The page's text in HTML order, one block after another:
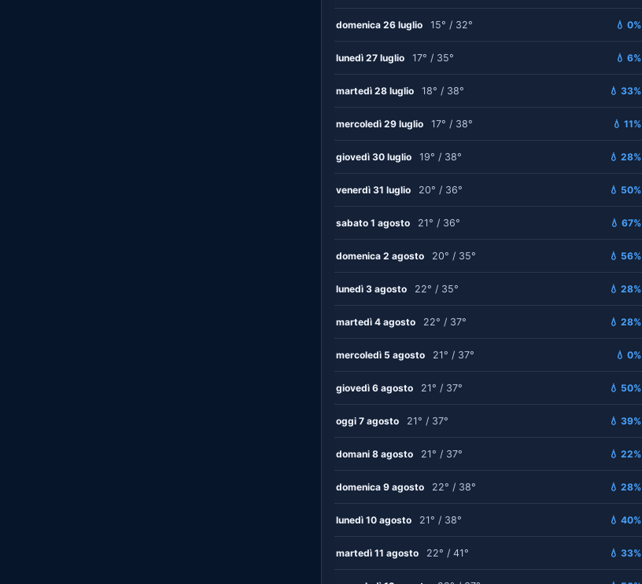
domenica 26 luglio 15° / 32° 💧 0%
lunedì 27 luglio 17° / 35° 💧 6%
martedì 28 luglio 18° / 38° 💧 33%
mercoledì 29 luglio 17° / 38° 💧 11%
giovedì 30 luglio 19° / 38° 💧 28%
venerdì 31 luglio 20° / 36° 💧 50%
sabato 1 agosto 21° / 36° 💧 67%
domenica 2 agosto 20° / 35° 💧 56%
lunedì 3 agosto 22° / 35° 💧 28%
martedì 4 agosto 22° / 37° 💧 28%
mercoledì 5 agosto 21° / 37° 💧 0%
giovedì 6 agosto 21° / 37° 💧 50%
oggi 7 agosto 21° / 37° 💧 39%
domani 8 agosto 21° / 37° 💧 22%
domenica 9 agosto 22° / 38° 💧 28%
lunedì 10 agosto 21° / 38° 💧 40%
martedì 11 agosto 22° / 41° 💧 33%